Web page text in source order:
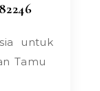
Tamu